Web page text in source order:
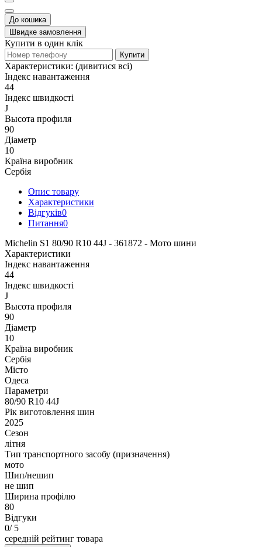
До кошика
Швидке замовлення
Купити в один клік
Купити
Характеристики: (дивитися всі)
Індекс навантаження
44
Індекс швидкості
J
Высота профиля
90
Діаметр
10
Країна виробник
Сербія
Опис товару
Характеристики
Відгуків0
Питання0
Michelin S1 80/90 R10 44J - 361872 - Мото шини
Характеристики
Індекс навантаження
44
Індекс швидкості
J
Высота профиля
90
Діаметр
10
Країна виробник
Сербія
Місто
Одеса
Параметри
80/90 R10 44J
Рік виготовлення шин
2025
Сезон
літня
Тип транспортного засобу (призначення)
мото
Шип/нешип
не шип
Ширина профілю
80
Відгуки
0/ 5
середній рейтинг товара